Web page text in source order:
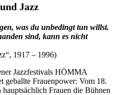
Jazz
was du unbedingt tun willst.
sind, kann es nicht
1917 – 1996)
Jazzfestivals HÖMMA
geballte Frauenpower: Vom 18.
Frauen die Bühnen